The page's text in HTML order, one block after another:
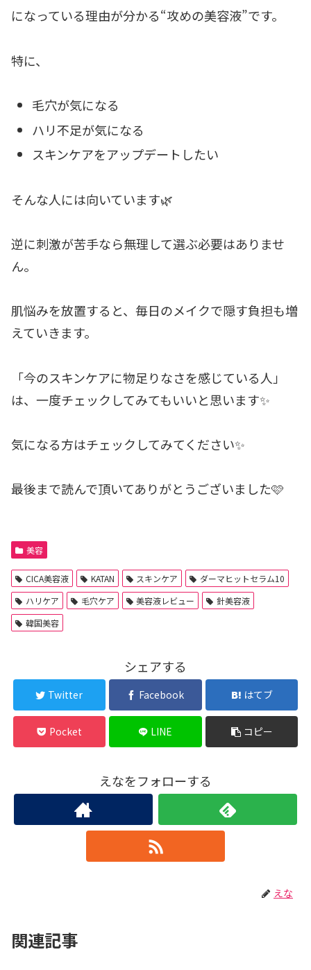
になっている理由が分かる“攻めの美容液”です。
特に、
毛穴が気になる
ハリ不足が気になる
スキンケアをアップデートしたい
そんな人には向いています🌿
逆に刺激が苦手なら無理して選ぶ必要はありませ
ん。
肌悩みを放置すると、毎日のメイクで隠す負担も増
えていきます。
「今のスキンケアに物足りなさを感じている人」
は、一度チェックしてみてもいいと思います✨
気になる方はチェックしてみてください✨
最後まで読んで頂いてありがとうございました🩷
美容
CICA美容液 KATAN スキンケア
ダーマヒットセラム10
ハリケア
毛穴ケア 美容液レビュー
針美容液
韓国美容
シェアする
Twitter Facebook はてブ
Pocket LINE コピー
えなをフォローする
えな
関連記事